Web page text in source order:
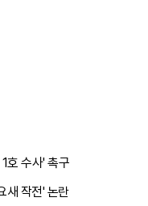
호 수사' 촉구
새 작전' 논란